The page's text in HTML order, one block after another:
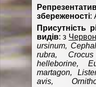
збереженості:
Присутність
видів: з
ursinum,
rubra,
helleborine,
martagon,
avis,